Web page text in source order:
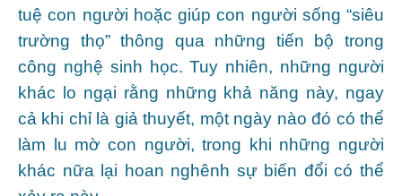
tuệ con người hoặc giúp con người sống “siêu
trường thọ” thông qua những tiến bộ trong
công nghệ sinh học. Tuy nhiên, những người
khác lo ngại rằng những khả năng này, ngay
cả khi chỉ là giả thuyết, một ngày nào đó có thể
làm lu mờ con người, trong khi những người
khác nữa lại hoan nghênh sự biến đổi có thể